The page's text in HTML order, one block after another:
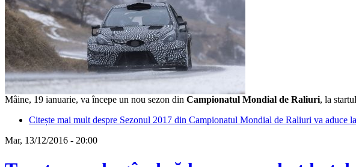
Mâine, 19 ianuarie, va începe un nou sezon din Campionatul Mondial de Raliuri, la
Citește mai mult despre Sezonul 2017 din Campionatul Mondial de Raliuri va aduce
Mar, 13/12/2016 - 20:00